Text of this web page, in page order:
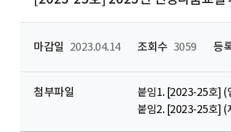
마감일 2023.04.14 조회수 3059 등
첨부파일 붙임1. [2023-25호] (
붙임2. [2023-25호] (